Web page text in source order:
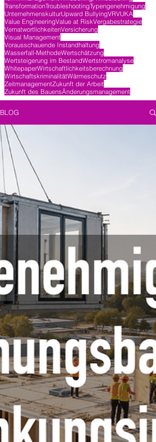
TransformationTroubleshootingTypengenehmigung
UnternehmenskulturUpward BullyingVRVUKA
Value EngineeringValue at RiskVergabestrategie
VernatwortlichkeitenVersicherung
Visual Management
Vorausschauende Instandhaltung
Wasserfall-MethodeWertschätzung
Wertsteigerung im BestandWertstromanalyse
WhitepaperWirtschaftlichkeitsberechnung
WirtschaftskriminalitätWärmeschutz
ZeitmanagementZukunft der Arbeit
Zukunft des BauensÄnderungsmanagement
BLOG